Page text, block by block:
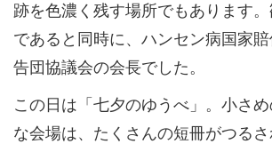
跡を色濃く残す場所でもあります
であると同時に、ハンセン病国家
告団協議会の会長でした。
この日は「七夕のゆうべ」。小さ
な会場は、たくさんの短冊がつるさ